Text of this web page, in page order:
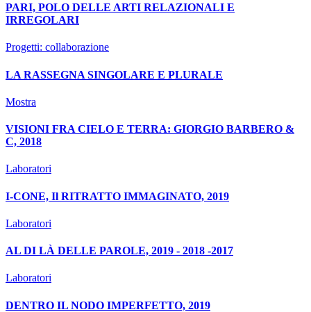
PARI, POLO DELLE ARTI RELAZIONALI E
IRREGOLARI
Progetti: collaborazione
LA RASSEGNA SINGOLARE E PLURALE
Mostra
VISIONI FRA CIELO E TERRA: GIORGIO BARBERO &
C, 2018
Laboratori
I-CONE, Il RITRATTO IMMAGINATO, 2019
Laboratori
AL DI LÀ DELLE PAROLE, 2019 - 2018 -2017
Laboratori
DENTRO IL NODO IMPERFETTO, 2019